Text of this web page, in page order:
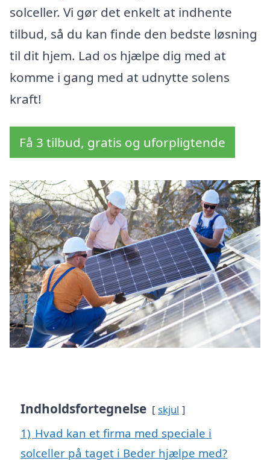
solceller. Vi gør det enkelt at indhente
tilbud, så du kan finde den bedste løsning
til dit hjem. Lad os hjælpe dig med at
komme i gang med at udnytte solens
kraft!
Få 3 tilbud, gratis og uforpligtende
Indholdsfortegnelse skjul
1) Hvad kan et firma med speciale i
solceller på taget i Beder hjælpe med?